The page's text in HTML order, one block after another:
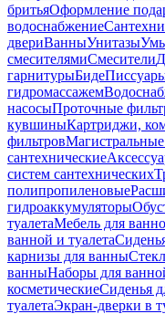
бритьяОформление
водоснабжение
двериВанныУнитазы
смесителямиСмесители
гарнитурыБиде
гидромассажем
насосыПроточные
кувшиныКартриджи,
фильтров
сантехнические
систем сантехнических
полипропиленовые
гидроаккумуляторы
туалетаМебель для
ванной и туалета
карнизы для ванны
ванныНаборы для
косметическиеСиденья
туалетаЭкран-дверки в